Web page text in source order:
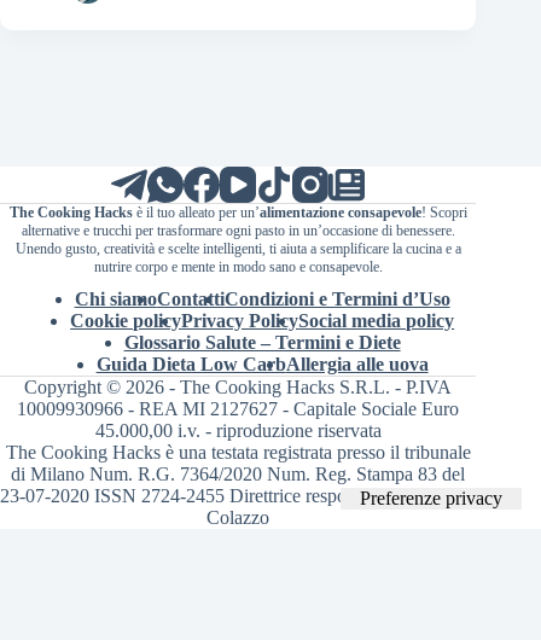
The Cooking Hacksè il tuo alleato per un’alimentazione consapevole! Scopri
alternative e trucchi per trasformare ogni pasto in un’occasione di benessere.
Unendo gusto, creatività e scelte intelligenti, ti aiuta a semplificare la cucina e a
nutrire corpo e mente in modo sano e consapevole.
Chi siamoContattiCondizioni e Termini d’Uso
Cookie policyPrivacy PolicySocial media policy
Glossario Salute – Termini e Diete
Guida Dieta Low CarbAllergia alle uova
Copyright © 2026 - The Cooking Hacks S.R.L. - P.IVA
10009930966 - REA MI 2127627 - Capitale Sociale Euro
45.000,00 i.v. - riproduzione riservata
The Cooking Hacks è una testata registrata presso il tribunale
di Milano Num. R.G. 7364/2020 Num. Reg. Stampa 83 del
23-07-2020 ISSN 2724-2455 Direttrice responsabile Valentina
Colazzo